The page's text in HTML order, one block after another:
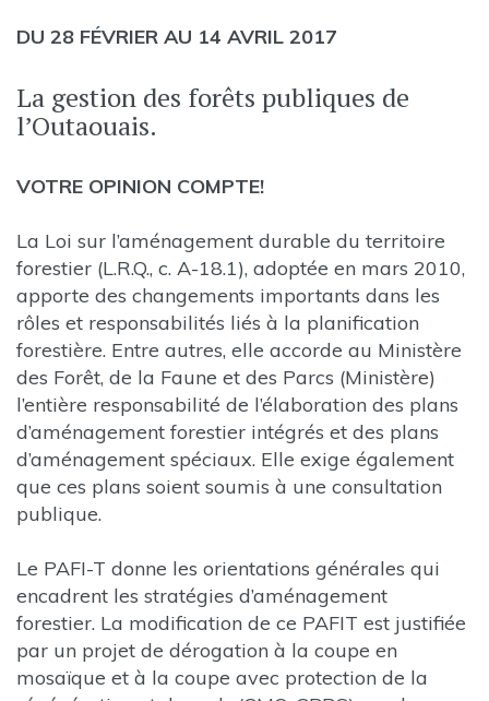
DU 28 FÉVRIER AU 14 AVRIL 2017
La gestion des forêts publiques de
l’Outaouais.
VOTRE OPINION COMPTE!
La Loi sur l’aménagement durable du territoire
forestier (L.R.Q., c. A-18.1), adoptée en mars 2010,
apporte des changements importants dans les
rôles et responsabilités liés à la planification
forestière. Entre autres, elle accorde au Ministère
des Forêt, de la Faune et des Parcs (Ministère)
l’entière responsabilité de l’élaboration des plans
d’aménagement forestier intégrés et des plans
d’aménagement spéciaux. Elle exige également
que ces plans soient soumis à une consultation
publique.
Le PAFI-T donne les orientations générales qui
encadrent les stratégies d’aménagement
forestier. La modification de ce PAFIT est justifiée
par un projet de dérogation à la coupe en
mosaïque et à la coupe avec protection de la